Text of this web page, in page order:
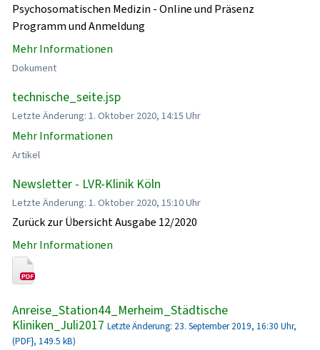
Psychosomatischen Medizin - Online und Präsenz
Programm und Anmeldung
Mehr Informationen
Dokument
technische_seite.jsp
Letzte Änderung: 1. Oktober 2020, 14:15 Uhr
Mehr Informationen
Artikel
Newsletter - LVR-Klinik Köln
Letzte Änderung: 1. Oktober 2020, 15:10 Uhr
Zurück zur Übersicht Ausgabe 12/2020
Mehr Informationen
Anreise_Station44_Merheim_Städtische
Kliniken_Juli2017 Letzte Änderung: 23. September 2019, 16:30 Uhr,
(PDF}, 149.5 kB)